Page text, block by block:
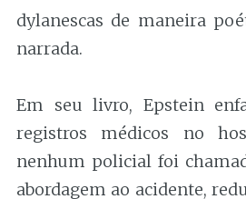
dylanescas de maneira
narrada.
Em seu livro, Epstein
registros médicos no
nenhum policial foi
abordagem ao acidente,